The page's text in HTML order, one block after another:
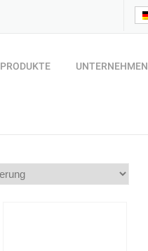
PRODUKTE UNTERNEHMEN